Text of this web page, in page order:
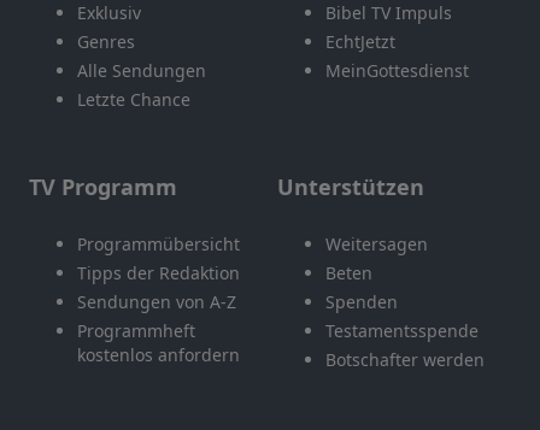
Exklusiv
Genres
Alle Sendungen
Letzte Chance
Bibel TV Impuls
EchtJetzt
MeinGottesdienst
TV Programm
Programmübersicht
Tipps der Redaktion
Sendungen von A-Z
Programmheft
kostenlos anfordern
Unterstützen
Weitersagen
Beten
Spenden
Testamentsspende
Botschafter werden